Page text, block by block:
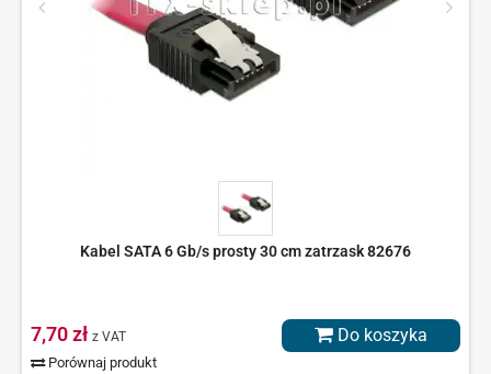
Kabel SATA 6 Gb/s prosty 30 cm zatrzask 82676
7,70 zł z VAT
Porównaj produkt
Do koszyka